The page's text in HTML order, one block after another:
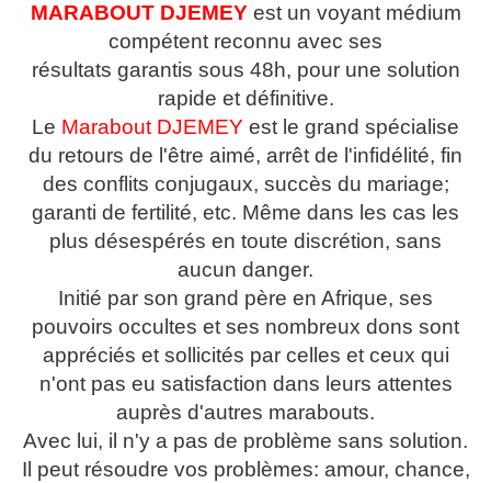
MARABOUT DJEMEYest un voyant médium
compétent reconnu avec ses
résultats garantis sous 48h, pour une solution
rapide et définitive.
Le Marabout DJEMEY est le grand spécialise
du retours de l'être aimé, arrêt de l'infidélité, fin
des conflits conjugaux, succès du mariage;
garanti de fertilité, etc. Même dans les cas les
plus désespérés en toute discrétion, sans
aucun danger.
Initié par son grand père en Afrique, ses
pouvoirs occultes et ses nombreux dons sont
appréciés et sollicités par celles et ceux qui
n'ont pas eu satisfaction dans leurs attentes
auprès d'autres marabouts.
Avec lui, il n'y a pas de problème sans solution.
Il peut résoudre vos problèmes: amour, chance,